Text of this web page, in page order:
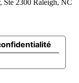
2300 Raleigh, NC